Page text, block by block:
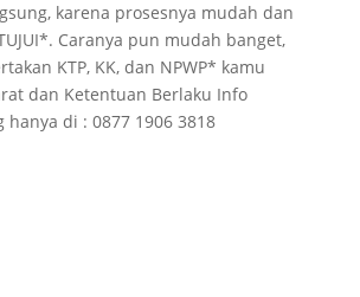
karena prosesnya mudah dan
Caranya pun mudah banget,
KTP, KK, dan NPWP* kamu
dan Ketentuan Berlaku Info
di : 0877 1906 3818